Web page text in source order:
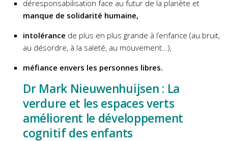
déresponsabilisation face au futur de la planète et
manque de solidarité humaine,
intolérance de plus en plus grande à l’enfance (au bruit,
au désordre, à la saleté, au mouvement…),
méfiance envers les personnes libres.
Dr Mark Nieuwenhuijsen : La
verdure et les espaces verts
améliorent le développement
cognitif des enfants